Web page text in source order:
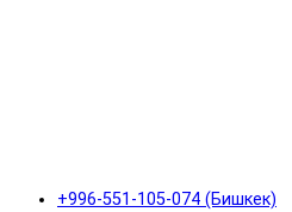
+996-551-105-074 (Бишкек)